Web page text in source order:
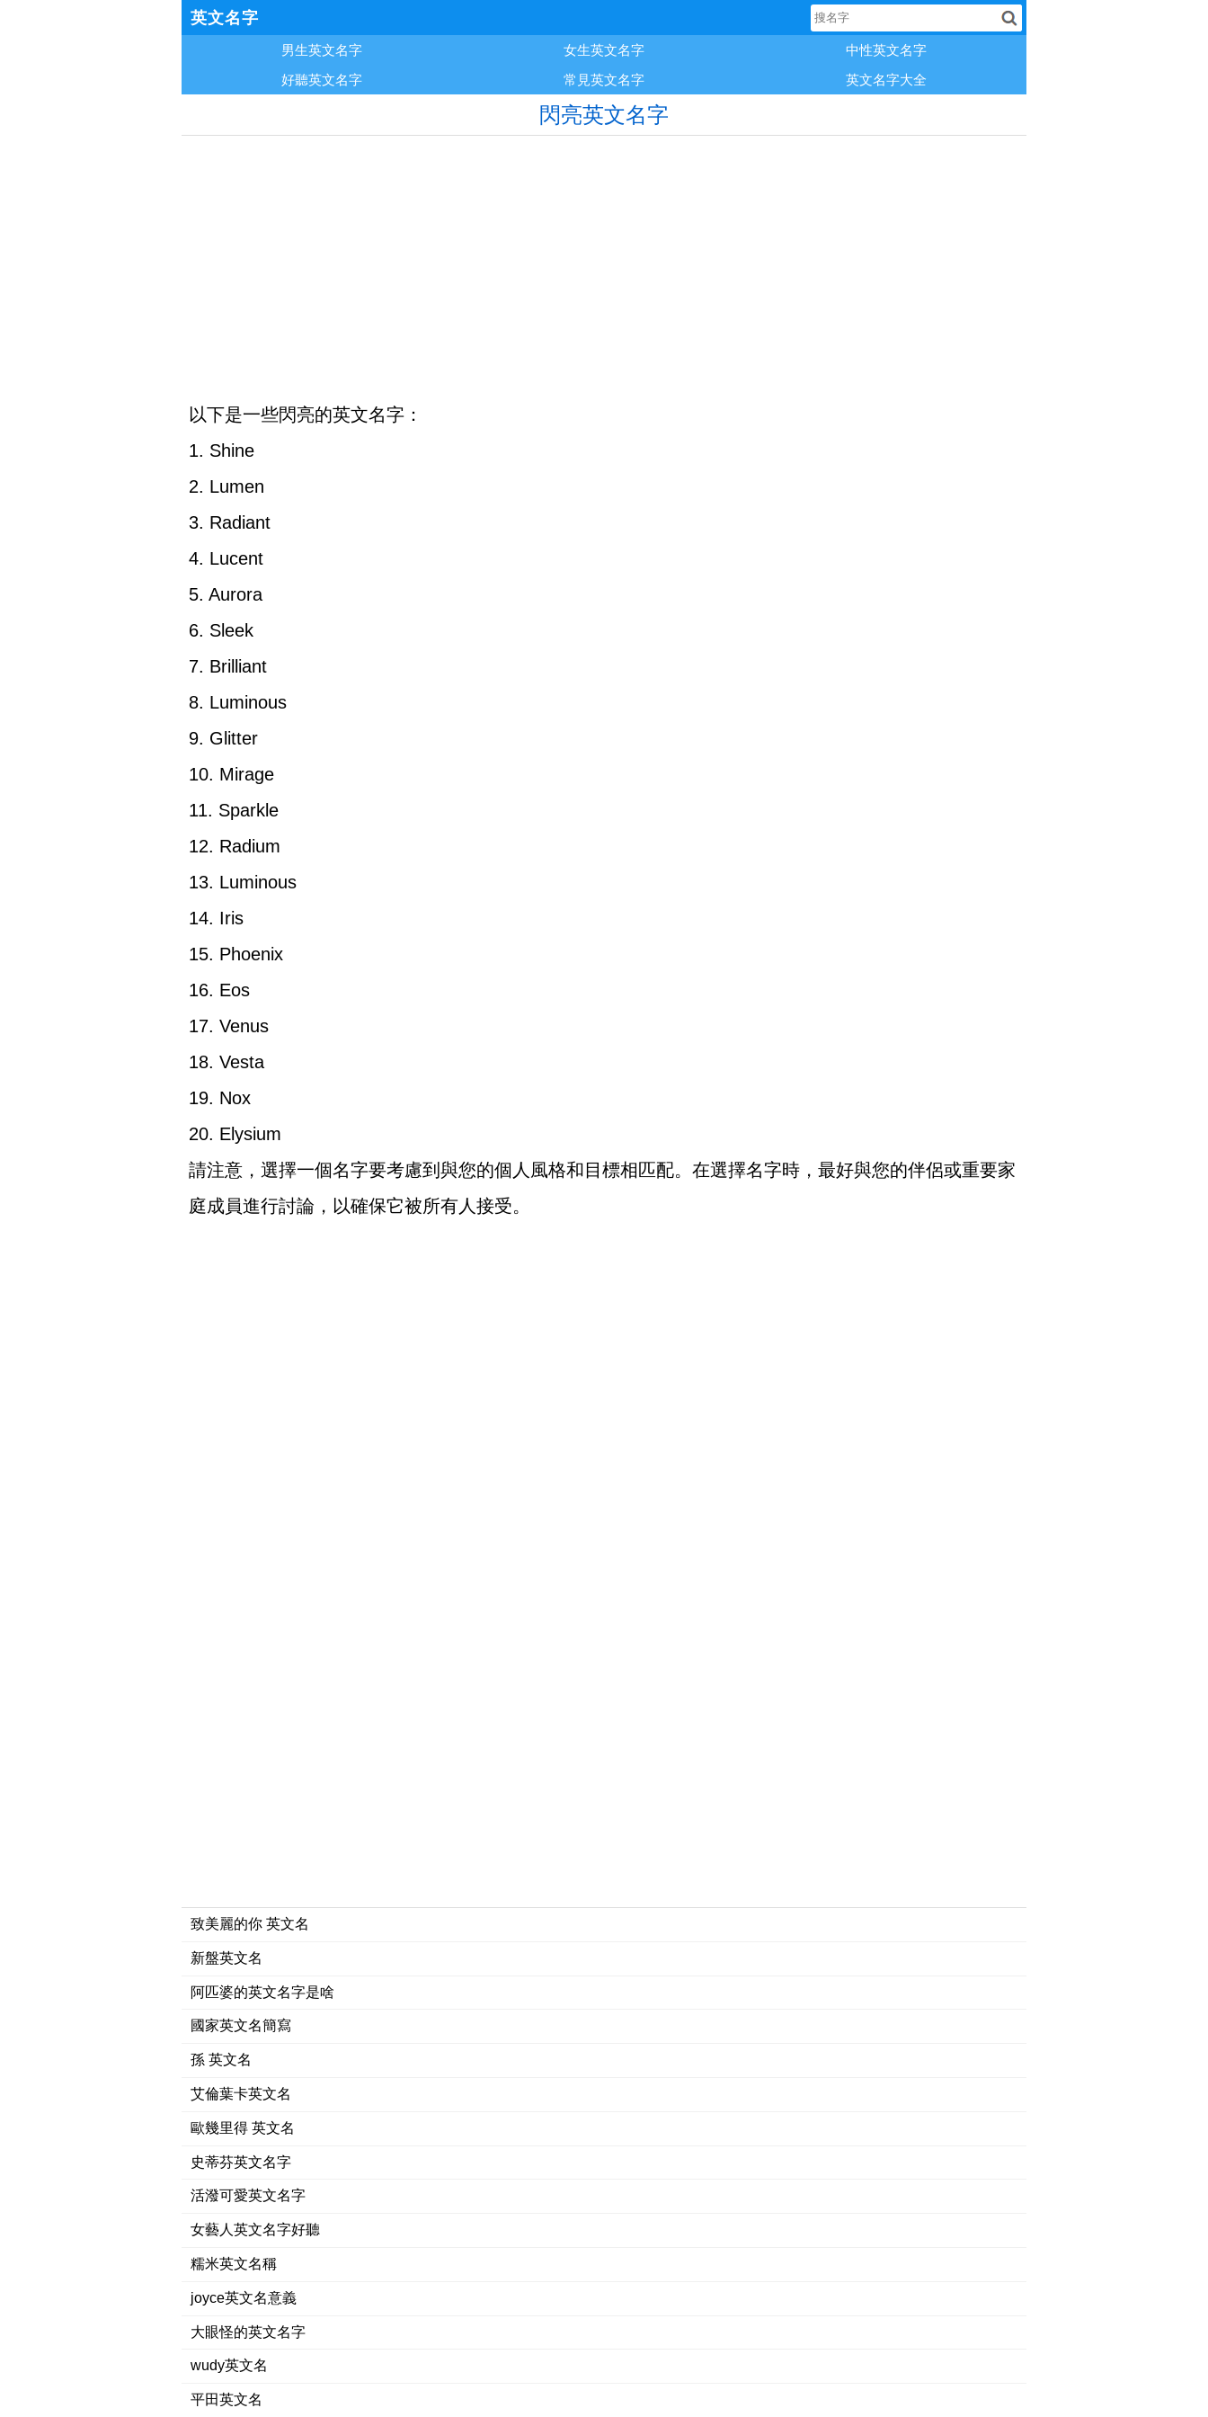
英文名字
男生英文名字 女生英文名字
中性英文名字
好聽英文名字
常見英文名字 英文名字大全
閃亮英文名字
以下是一些閃亮的英文名字：
1. Shine
2. Lumen
3. Radiant
4. Lucent
5. Aurora
6. Sleek
7. Brilliant
8. Luminous
9. Glitter
10. Mirage
11. Sparkle
12. Radium
13. Luminous
14. Iris
15. Phoenix
16. Eos
17. Venus
18. Vesta
19. Nox
20. Elysium
請注意，選擇一個名字要考慮到與您的個人風格和目標相匹配。在選擇名字時，最好與您的伴侶或重要家
庭成員進行討論，以確保它被所有人接受。
致美麗的你 英文名
新盤英文名
阿匹婆的英文名字是啥
國家英文名簡寫
孫 英文名
艾倫葉卡英文名
歐幾里得 英文名
史蒂芬英文名字
活潑可愛英文名字
女藝人英文名字好聽
糯米英文名稱
joyce英文名意義
大眼怪的英文名字
wudy英文名
平田英文名